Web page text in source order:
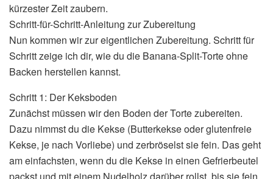
kürzester Zeit zaubern.
Schritt-für-Schritt-Anleitung zur Zubereitung
Nun kommen wir zur eigentlichen Zubereitung. Schritt für
Schritt zeige ich dir, wie du die Banana-Split-Torte ohne
Backen herstellen kannst.
Schritt 1: Der Keksboden
Zunächst müssen wir den Boden der Torte zubereiten.
Dazu nimmst du die Kekse (Butterkekse oder glutenfreie
Kekse, je nach Vorliebe) und zerbröselst sie fein. Das geht
am einfachsten, wenn du die Kekse in einen Gefrierbeutel
packst und mit einem Nudelholz darüber rollst, bis sie fein